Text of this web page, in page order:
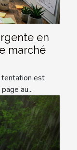
en
marché
tentation est
au...